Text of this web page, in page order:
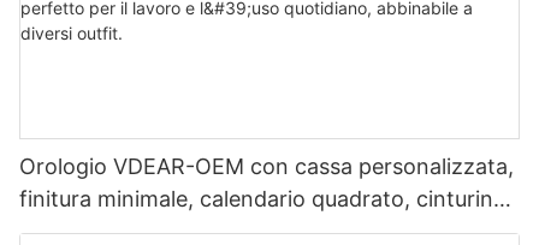
Orologio VDEAR-OEM con cassa personalizzata,
finitura minimale, calendario quadrato, cinturino
in acciaio inossidabile, perfetto per il lavoro e